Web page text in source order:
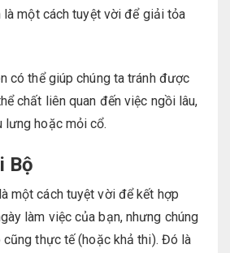
một cách tuyệt vời để giải tỏa
có thể giúp chúng ta tránh được
chất liên quan đến việc ngồi lâu,
lưng hoặc mỏi cổ.
Bộ
một cách tuyệt vời để kết hợp
làm việc của bạn, nhưng chúng
cũng thực tế (hoặc khả thi). Đó là